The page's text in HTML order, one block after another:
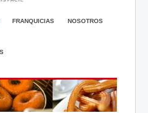
FRANQUICIAS NOSOTROS